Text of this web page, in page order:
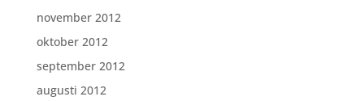
november 2012
oktober 2012
september 2012
augusti 2012